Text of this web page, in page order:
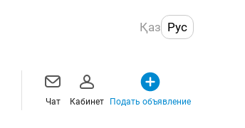
Қаз Рус
Чат Кабинет Подать объявление